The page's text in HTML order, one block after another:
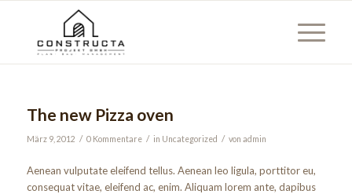
The new Pizza oven
März 9, 2012 / 0 Kommentare / in Uncategorized / von admin
Aenean vulputate eleifend tellus. Aenean leo ligula, porttitor eu,
consequat vitae, eleifend ac, enim. Aliquam lorem ante, dapibus